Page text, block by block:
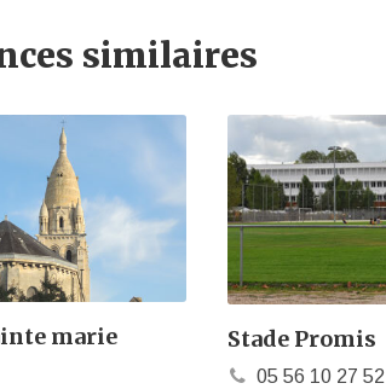
similaires
marie
Stade Promis
05 56 10 27 52